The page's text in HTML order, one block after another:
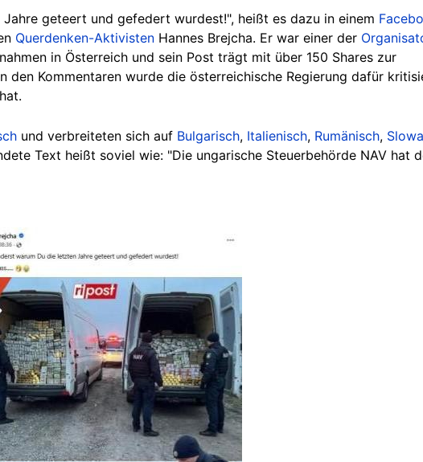
geteert und gefedert wurdest!", heißt es dazu in einem
Querdenken-Aktivisten Hannes Brejcha. Er war einer der
in Österreich und sein Post trägt mit über 150 Shares zur
den Kommentaren wurde die österreichische Regierung dafür
und verbreiteten sich auf Bulgarisch, Italienisch, Rumänisch,
Text heißt soviel wie: "Die ungarische Steuerbehörde NAV hat